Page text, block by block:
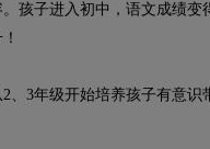
孩子进入初中，语文成绩
3年级开始培养孩子有意识